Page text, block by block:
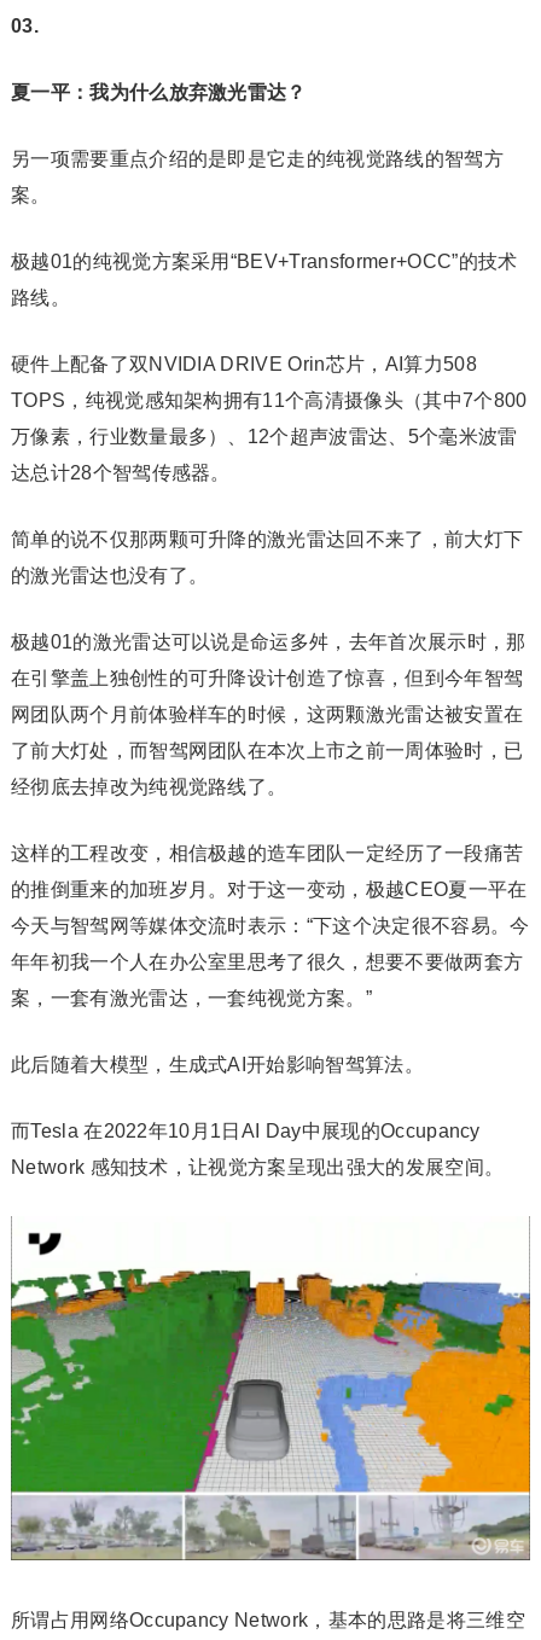
03.
夏一平：我为什么放弃激光雷达？
另一项需要重点介绍的是即是它走的纯视觉路线的智驾方
案。‍‍
极越01的纯视觉方案采用“BEV+Transformer+OCC”的技术
路线。
硬件上配备了双NVIDIA DRIVE Orin芯片，AI算力508
TOPS，纯视觉感知架构拥有11个高清摄像头（其中7个800
万像素，行业数量最多）、12个超声波雷达、5个毫米波雷
达总计28个智驾传感器。
简单的说不仅那两颗可升降的激光雷达回不来了，前大灯下
的激光雷达也没有了。‍‍‍‍‍‍‍‍
极越01的激光雷达可以说是命运多舛，去年首次展示时，那
在引擎盖上独创性的可升降设计创造了惊喜，但到今年智驾
网团队两个月前体验样车的时候，这两颗激光雷达被安置在
了前大灯处，而智驾网团队在本次上市之前一周体验时，已
经彻底去掉改为纯视觉路线了。
这样的工程改变，相信极越的造车团队一定经历了一段痛苦
的推倒重来的加班岁月。对于这一变动，极越CEO夏一平在
今天与智驾网等媒体交流时表示：“下这个决定很不容易。今
年年初我一个人在办公室里思考了很久，想要不要做两套方
案，一套有激光雷达，一套纯视觉方案。”‍‍‍‍‍‍‍‍‍‍‍‍
此后随着大模型，生成式AI开始影响智驾算法。‍‍‍‍‍‍‍‍‍
而Tesla 在2022年10月1日AI Day中展现的Occupancy
Network 感知技术，让视觉方案呈现出强大的发展空间。
所谓占用网络Occupancy Network，基本的思路是将三维空